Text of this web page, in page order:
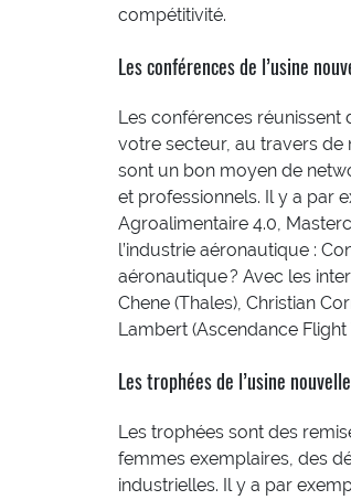
compétitivité.
Les conférences de l’usine
Les conférences réunissent
votre secteur, au travers de
sont un bon moyen de
et professionnels. Il y a par
Agroalimentaire 4.0,
l’industrie aéronautique :
aéronautique ? Avec les
Chene (Thales), Christian
Lambert (Ascendance
Les trophées de l’usine nouvelle
Les trophées sont des
femmes exemplaires, des
industrielles. Il y a par